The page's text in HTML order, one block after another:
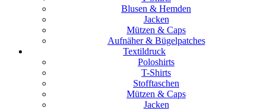
Blusen & Hemden
Jacken
Mützen & Caps
Aufnäher & Bügelpatches
Textildruck
Poloshirts
T-Shirts
Stofftaschen
Mützen & Caps
Jacken